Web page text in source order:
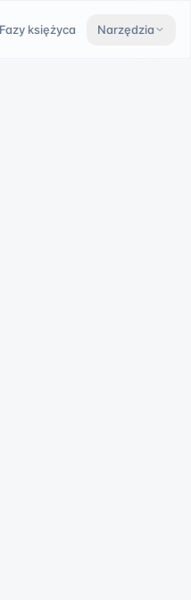
Fazy księżyca Narzędzia